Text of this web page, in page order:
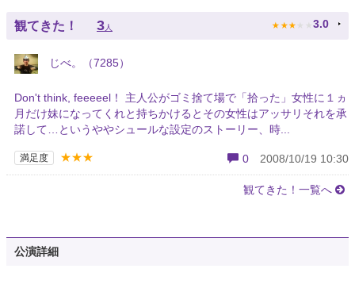
観てきた！ 3 人 ★ ★ ★ ★ ★ 3.0
じべ。（7285）
Don't think, feeeeel！ 主人公がゴミ捨て場で「拾った」女性に１ヵ
月だけ妹になってくれと持ちかけるとその女性はアッサリそれを承
諾して…というややシュールな設定のストーリー、時...
満足度 ★★★ 0 2008/10/19 10:30
観てきた！一覧へ
公演詳細